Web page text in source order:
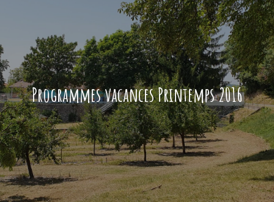
Programmes vacances Printemps 2016